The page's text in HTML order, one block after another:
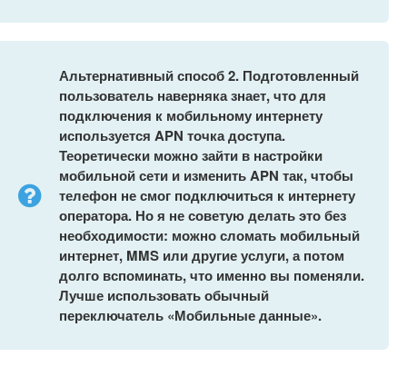
Альтернативный способ 2. Подготовленный
пользователь наверняка знает, что для
подключения к мобильному интернету
используется APN точка доступа.
Теоретически можно зайти в настройки
мобильной сети и изменить APN так, чтобы
телефон не смог подключиться к интернету
оператора. Но я не советую делать это без
необходимости: можно сломать мобильный
интернет, MMS или другие услуги, а потом
долго вспоминать, что именно вы поменяли.
Лучше использовать обычный
переключатель «Мобильные данные».